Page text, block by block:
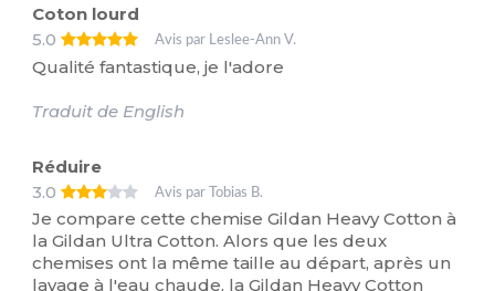
Coton lourd
5.0
Avis par Leslee-Ann V.
Qualité fantastique, je l'adore
Traduit de English
Réduire
3.0
Avis par Tobias B.
Je compare cette chemise Gildan Heavy Cotton à
la Gildan Ultra Cotton. Alors que les deux
chemises ont la même taille au départ, après un
lavage à l'eau chaude, la Gildan Heavy Cotton